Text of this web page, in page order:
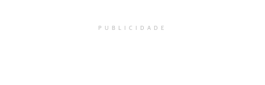
PUBLICIDADE